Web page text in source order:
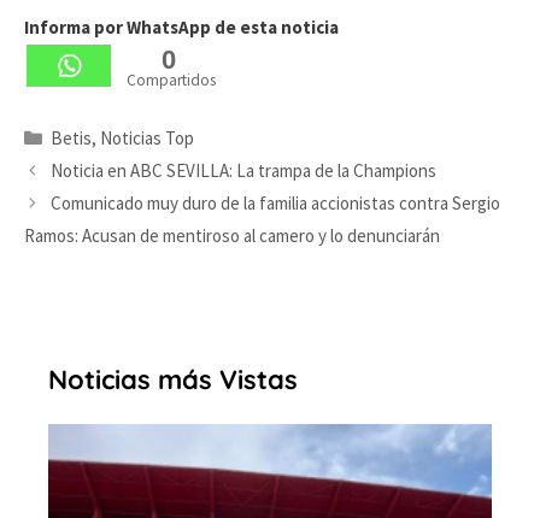
Informa por WhatsApp de esta noticia
0
Compartidos
Categorías
Betis, Noticias Top
Noticia en ABC SEVILLA: La trampa de la Champions
Comunicado muy duro de la familia accionistas contra Sergio
Ramos: Acusan de mentiroso al camero y lo denunciarán
Noticias más Vistas